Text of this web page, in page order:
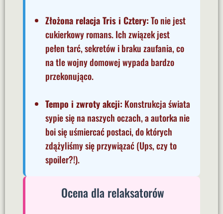
Złożona relacja Tris i Cztery:To nie jest
cukierkowy romans. Ich związek jest
pełen tarć, sekretów i braku zaufania, co
na tle wojny domowej wypada bardzo
przekonująco.
Tempo i zwroty akcji: Konstrukcja świata
sypie się na naszych oczach, a autorka nie
boi się uśmiercać postaci, do których
zdążyliśmy się przywiązać (Ups, czy to
spoiler?!).
Ocena dla relaksatorów